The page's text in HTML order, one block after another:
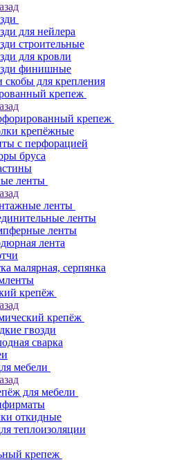
для нейлера
строительные
для кровли
финишные
для крепления
крепеж
крепеж
крепёжные
с перфорацией
бруса
ленты
ленты
ленты
ленты
лента
малярная, серпянка
крепёж
крепёж
гвозди
сварка
мебели
для мебели
откидные
теплоизоляции
крепеж